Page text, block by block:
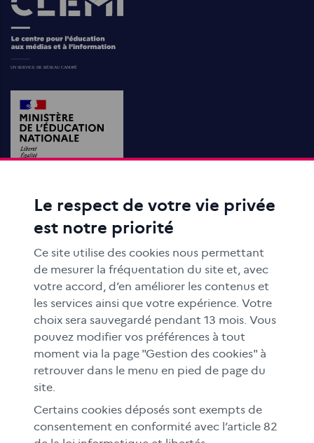
ACTIONS ÉDUCATIVES
FORMATION
RESSOURCES
MÉDIAS SCOLAIRES
FAMILLES
Le CLEMI
En académies
À l'international
CLEMI sup
Espace presse
Le respect de votre vie privée
est notre priorité
Ce site utilise des cookies nous permettant
de mesurer la fréquentation du site et, avec
votre accord, d’en améliorer les contenus et
les services ainsi que votre expérience. Votre
choix sera sauvegardé pendant 13 mois. Vous
pouvez modifier vos préférences à tout
moment via la page "Gestion des cookies" à
retrouver dans le menu en pied de page du
site.
Certains cookies déposés sont exempts de
consentement en conformité avec l’article 82